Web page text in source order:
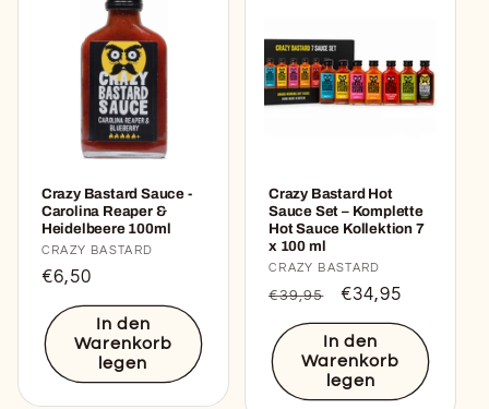
Crazy Bastard Sauce -
Carolina Reaper &
Heidelbeere 100ml
Anbieter:
CRAZY BASTARD
Normaler
Preis
€6,50
In den
Warenkorb
legen
Crazy Bastard Hot
Sauce Set – Komplette
Hot Sauce Kollektion 7
x 100 ml
Anbieter:
CRAZY BASTARD
Normaler
Preis
€39,95 Verkaufspreis
€34,95
In den
Warenkorb
legen